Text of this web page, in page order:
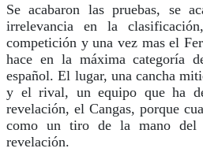
Se acabaron las pruebas, se
irrelevancia en la
competición y una vez mas el
hace en la máxima categoría
español. El lugar, una cancha
y el rival, un equipo que ha
revelación, el Cangas, porque
como un tiro de la mano del
revelación.